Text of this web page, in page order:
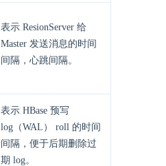
表示 ResionServer 给
Master 发送消息的时间
间隔，心跳间隔。
表示 HBase 预写
log（WAL） roll 的时间
间隔，便于后期删除过
期 log。